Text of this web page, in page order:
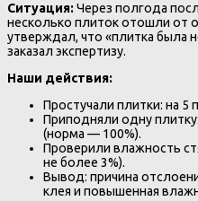
Ситуация:Через полгода
несколько плиток отошли от
утверждал, что «плитка была
заказал экспертизу.
Наши действия:
Простучали плитки: на 5
Приподняли одну
(норма — 100%).
Проверили влажность
не более 3%).
Вывод: причина
клея и повышенная